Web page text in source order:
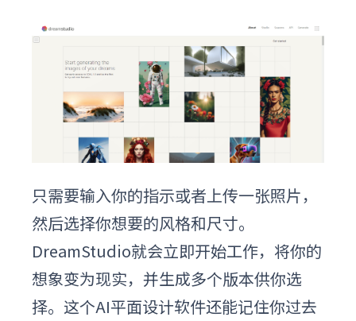
只需要输入你的指示或者上传一张照片，
然后选择你想要的风格和尺寸。
DreamStudio就会立即开始工作，将你的
想象变为现实，并生成多个版本供你选
择。这个AI平面设计软件还能记住你过去